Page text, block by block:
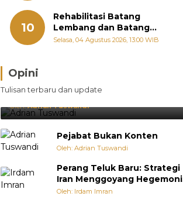
10
Rehabilitasi Batang
Lembang dan Batang
Gawan Segera Dimulai, Zigo
Selasa, 04 Agustus 2026, 13:00 WIB
Opini
Tulisan terbaru dan update
Brasil Lebih Diunggulkan, tetapi
Jepang Selalu Punya Cara Membuat
Kejutan
Oleh:Adrian Tuswandi
Pejabat Bukan Konten
Oleh: Adrian Tuswandi
Perang Teluk Baru: Strategi
Iran Menggoyang Hegemoni
AS dari Dalam
Oleh: Irdam Imran